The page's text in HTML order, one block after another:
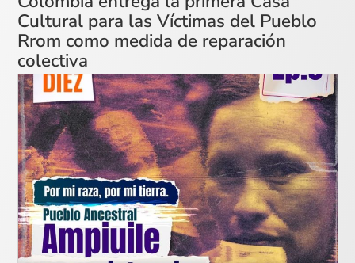
Cultural para las Víctimas del Pueblo
Rrom como medida de reparación
colectiva